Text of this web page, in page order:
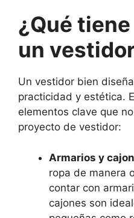
¿Qué
un
Un vestidor bien
practicidad y estética.
elementos clave que
proyecto de vestidor:
Armarios y
ropa de manera
contar con
cajones son